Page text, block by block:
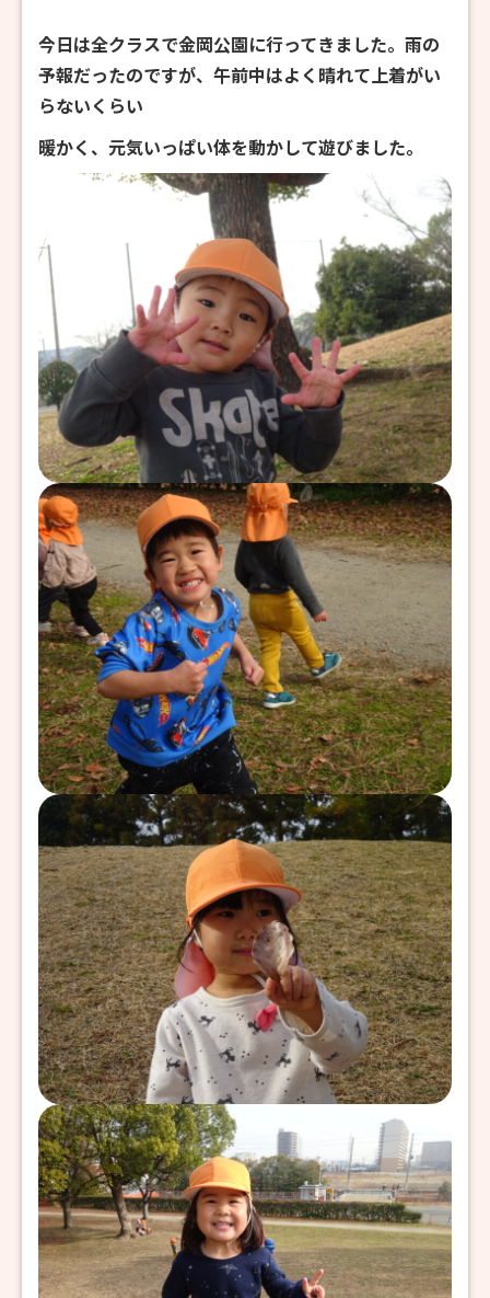
今日は全クラスで金岡公園に行ってきました。雨の
予報だったのですが、午前中はよく晴れて上着がい
らないくらい
暖かく、元気いっぱい体を動かして遊びました。